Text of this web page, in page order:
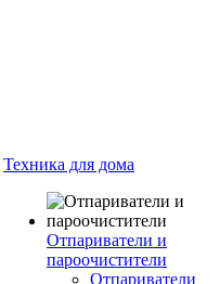
Техника для дома
Отпариватели и
пароочистители
Отпариватели